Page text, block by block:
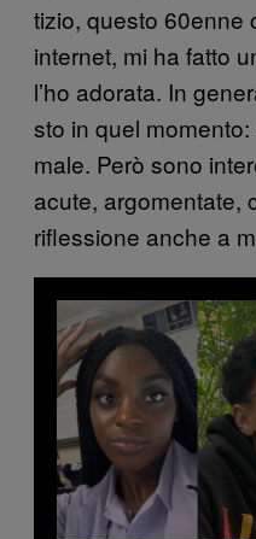
tizio, questo 60enne
internet, mi ha fatto
l’ho adorata. In
sto in quel
male. Però sono
acute, argomentate,
riflessione anche a